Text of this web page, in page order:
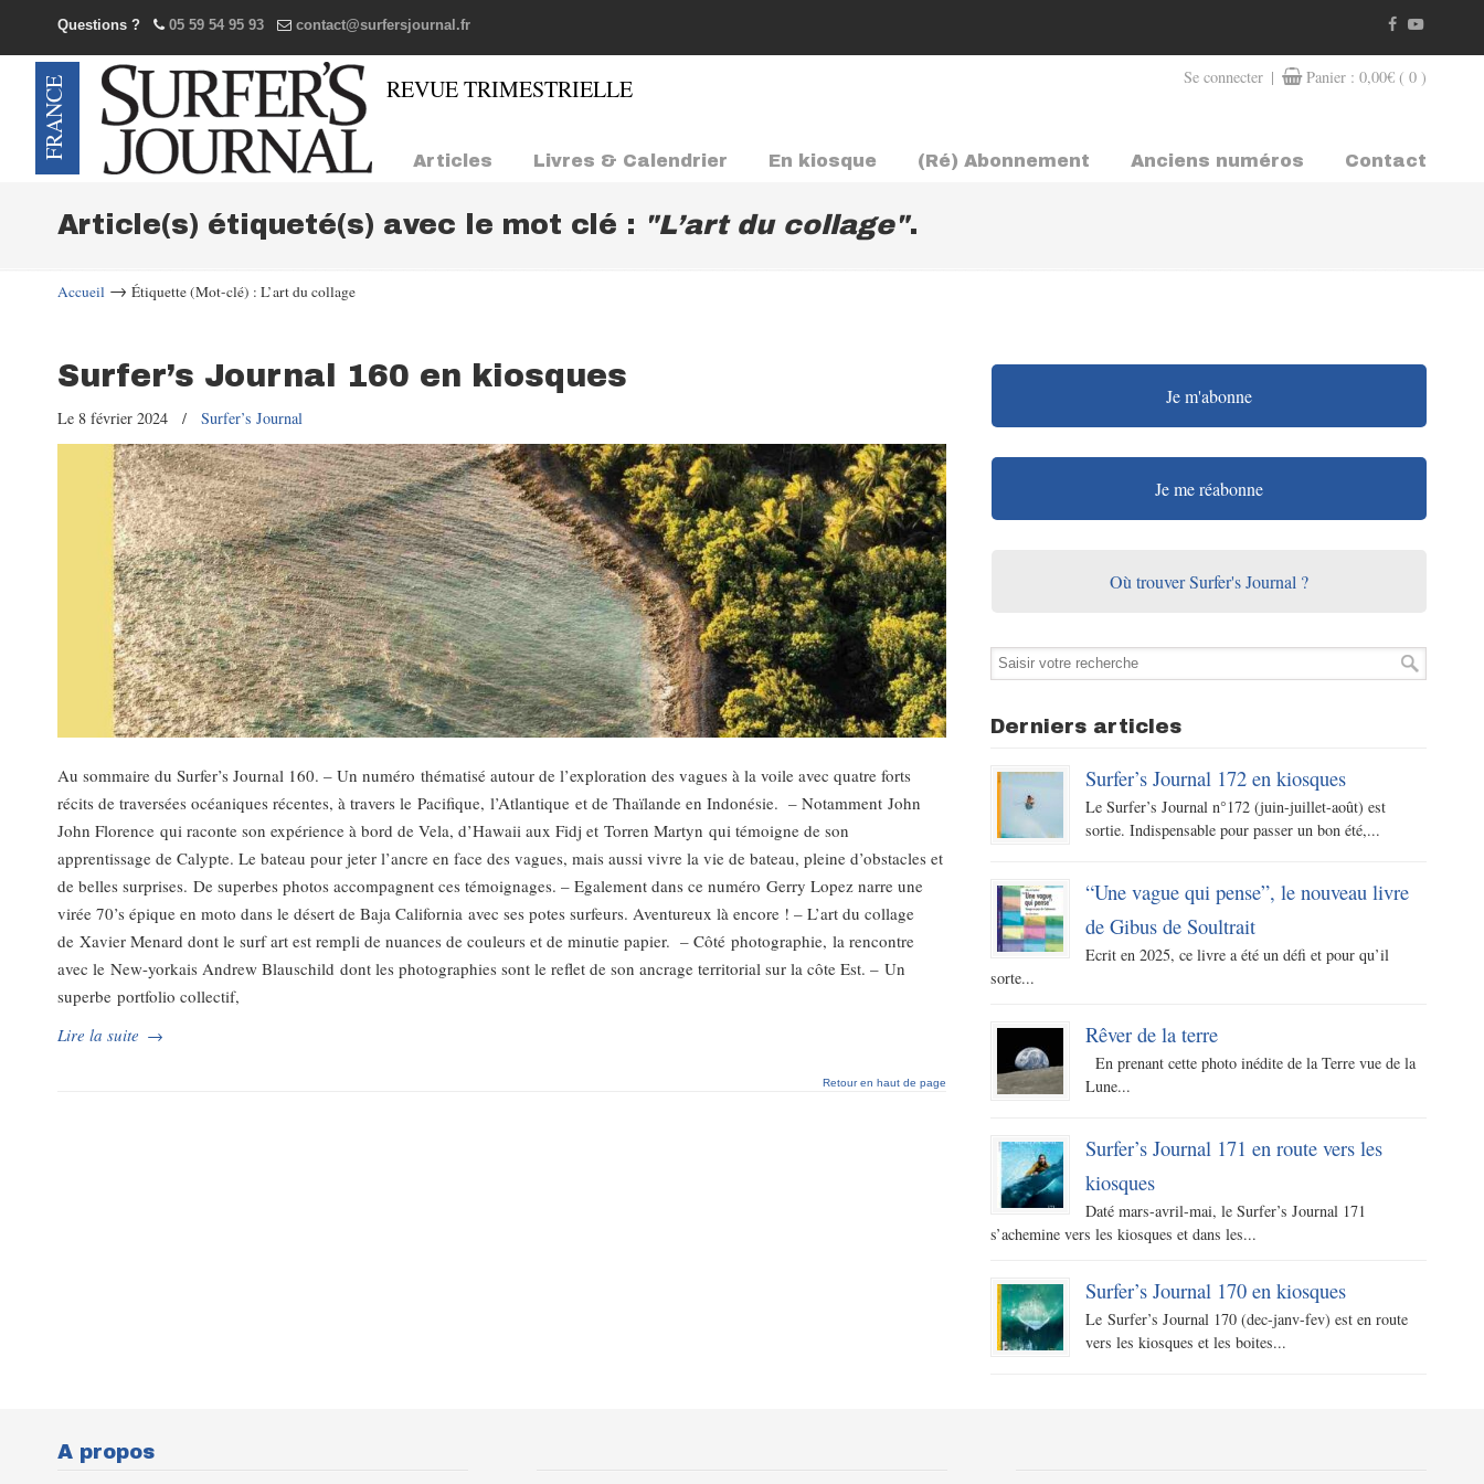
Questions ? 05 59 54 95 93 contact@surfersjournal.fr
Se connecter | Panier : 0,00€ ( 0 )
Articles Livres & Calendrier En kiosque (Ré) Abonnement Anciens numéros Contact
Navigation
Article(s) étiqueté(s) avec le mot clé : "L’art du collage".
Accueil → Étiquette (Mot-clé) : L’art du collage
Surfer’s Journal 160 en kiosques
Le 8 février 2024 / Surfer’s Journal
Au sommaire du Surfer’s Journal 160. – Un numéro thématisé autour de l’exploration des vagues à la voile avec quatre forts
récits de traversées océaniques récentes, à travers le Pacifique, l’Atlantique et de Thaïlande en Indonésie. – Notamment John
John Florence qui raconte son expérience à bord de Vela, d’Hawaii aux Fidj et Torren Martyn qui témoigne de son
apprentissage de Calypte. Le bateau pour jeter l’ancre en face des vagues, mais aussi vivre la vie de bateau, pleine d’obstacles et
de belles surprises. De superbes photos accompagnent ces témoignages. – Egalement dans ce numéro Gerry Lopez narre une
virée 70’s épique en moto dans le désert de Baja California avec ses potes surfeurs. Aventureux là encore ! – L’art du collage
de Xavier Menard dont le surf art est rempli de nuances de couleurs et de minutie papier. – Côté photographie, la rencontre
avec le New-yorkais Andrew Blauschild dont les photographies sont le reflet de son ancrage territorial sur la côte Est. – Un
superbe portfolio collectif,
Lire la suite →
Retour en haut de page
Je m'abonne
Je me réabonne
Où trouver Surfer's Journal ?
Derniers articles
Surfer’s Journal 172 en kiosques
Le Surfer’s Journal n°172 (juin-juillet-août) est
sortie. Indispensable pour passer un bon été,...
“Une vague qui pense”, le nouveau livre
de Gibus de Soultrait
Ecrit en 2025, ce livre a été un défi et pour qu’il
sorte...
Rêver de la terre
En prenant cette photo inédite de la Terre vue de la
Lune...
Surfer’s Journal 171 en route vers les
kiosques
Daté mars-avril-mai, le Surfer’s Journal 171
s’achemine vers les kiosques et dans les...
Surfer’s Journal 170 en kiosques
Le Surfer’s Journal 170 (dec-janv-fev) est en route
vers les kiosques et les boites...
A propos